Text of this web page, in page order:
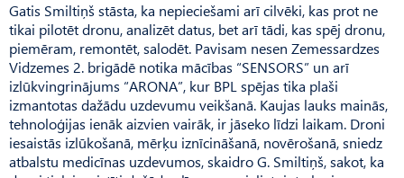
Gatis Smiltiņš stāsta, ka nepieciešami arī cilvēki, kas prot ne
tikai pilotēt dronu, analizēt datus, bet arī tādi, kas spēj dronu,
piemēram, remontēt, salodēt. Pavisam nesen Zemessardzes
Vidzemes 2. brigādē notika mācības “SENSORS” un arī
izlūkvingrinājums “ARONA”, kur BPL spējas tika plaši
izmantotas dažādu uzdevumu veikšanā. Kaujas lauks mainās,
tehnoloģijas ienāk aizvien vairāk, ir jāseko līdzi laikam. Droni
iesaistās izlūkošanā, mērķu iznīcināšanā, novērošanā, sniedz
atbalstu medicīnas uzdevumos, skaidro G. Smiltiņš, sakot, ka